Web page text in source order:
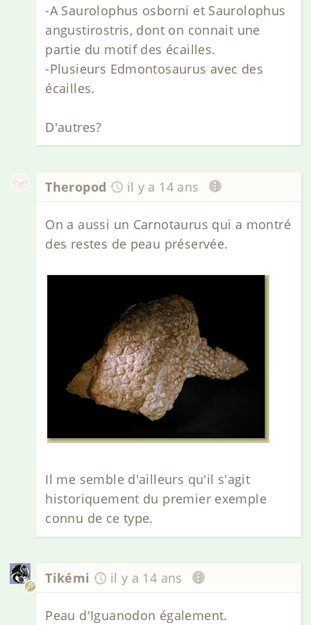
-A Saurolophus osborni et Saurolophus
angustirostris, dont on connait une
partie du motif des écailles.
-Plusieurs Edmontosaurus avec des
écailles.
D'autres?
Theropod il y a 14 ans
On a aussi un Carnotaurus qui a montré
des restes de peau préservée.
Il me semble d'ailleurs qu'il s'agit
historiquement du premier exemple
connu de ce type.
Tikémi il y a 14 ans
Peau d'Iguanodon également.